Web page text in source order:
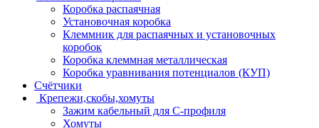
Коробка распаячная
Установочная коробка
Клеммник для распаячных и установочных
коробок
Коробка клеммная металлическая
Коробка уравнивания потенциалов (КУП)
Счётчики
Крепежи,скобы,хомуты
Зажим кабельный для С-профиля
Хомуты